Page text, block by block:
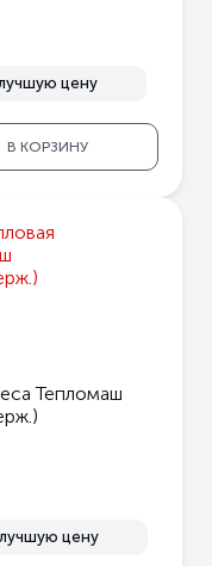
цену
В КОРЗИНУ
Тепломаш
цену